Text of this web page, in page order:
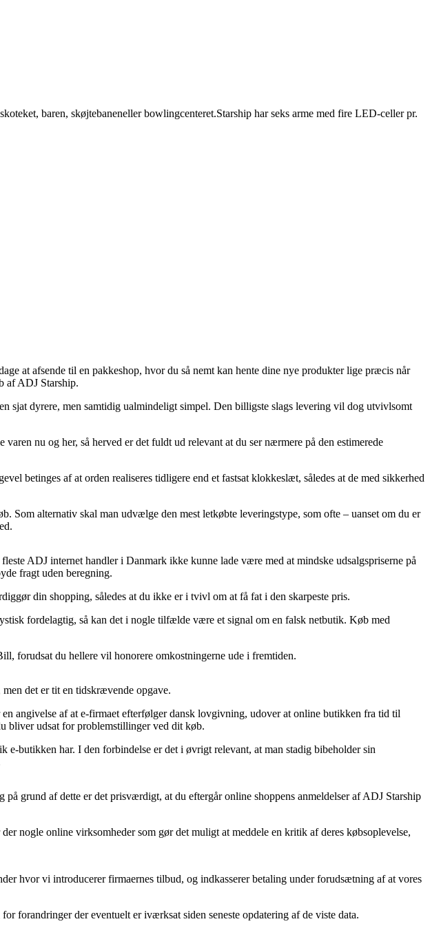
baren, skøjtebaneneller bowlingcenteret.Starship har seks arme med fire LED-celler pr.
at afsende til en pakkeshop, hvor du så nemt kan hente dine nye produkter lige præcis når
af ADJ Starship.
sjat dyrere, men samtidig ualmindeligt simpel. Den billigste slags levering vil dog utvivlsomt
nu og her, så herved er det fuldt ud relevant at du ser nærmere på den estimerede
betinges af at orden realiseres tidligere end et fastsat klokkeslæt, således at de med sikkerhed
alternativ skal man udvælge den mest letkøbte leveringstype, som ofte – uanset om du er
ADJ internet handler i Danmark ikke kunne lade være med at mindske udsalgspriserne på
fragt uden beregning.
din shopping, således at du ikke er i tvivl om at få fat i den skarpeste pris.
fordelagtig, så kan det i nogle tilfælde være et signal om en falsk netbutik. Køb med
forudsat du hellere vil honorere omkostningerne ude i fremtiden.
det er tit en tidskrævende opgave.
angivelse af at e-firmaet efterfølger dansk lovgivning, udover at online butikken fra tid til
bliver udsat for problemstillinger ved dit køb.
butikken har. I den forbindelse er det i øvrigt relevant, at man stadig bibeholder sin
grund af dette er det prisværdigt, at du eftergår online shoppens anmeldelser af ADJ Starship
nogle online virksomheder som gør det muligt at meddele en kritik af deres købsoplevelse,
hvor vi introducerer firmaernes tilbud, og indkasserer betaling under forudsætning af at vores
forandringer der eventuelt er iværksat siden seneste opdatering af de viste data.